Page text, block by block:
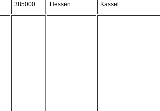
385000 Hessen Kassel